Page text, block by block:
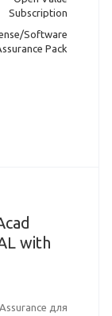
Subscription
Software
Pack
with
для